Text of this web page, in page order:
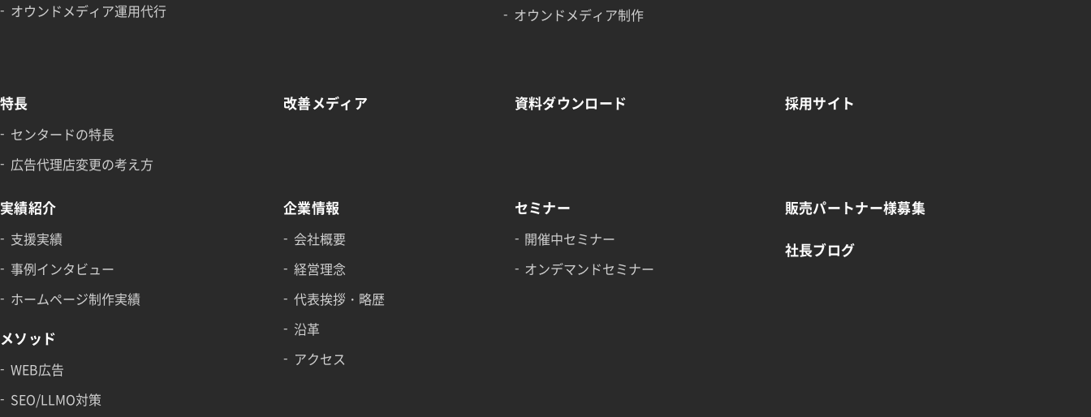
オウンドメディア運用代行
オウンドメディア制作
特長
センタードの特長
広告代理店変更の考え方
実績紹介
支援実績
事例インタビュー
ホームページ制作実績
メソッド
WEB広告
SEO/LLMO対策
改善メディア
セミナー
開催中セミナー
オンデマンドセミナー
企業情報
会社概要
経営理念
代表挨拶・略歴
沿革
アクセス
資料ダウンロード 採用サイト
販売パートナー様募集
社長ブログ